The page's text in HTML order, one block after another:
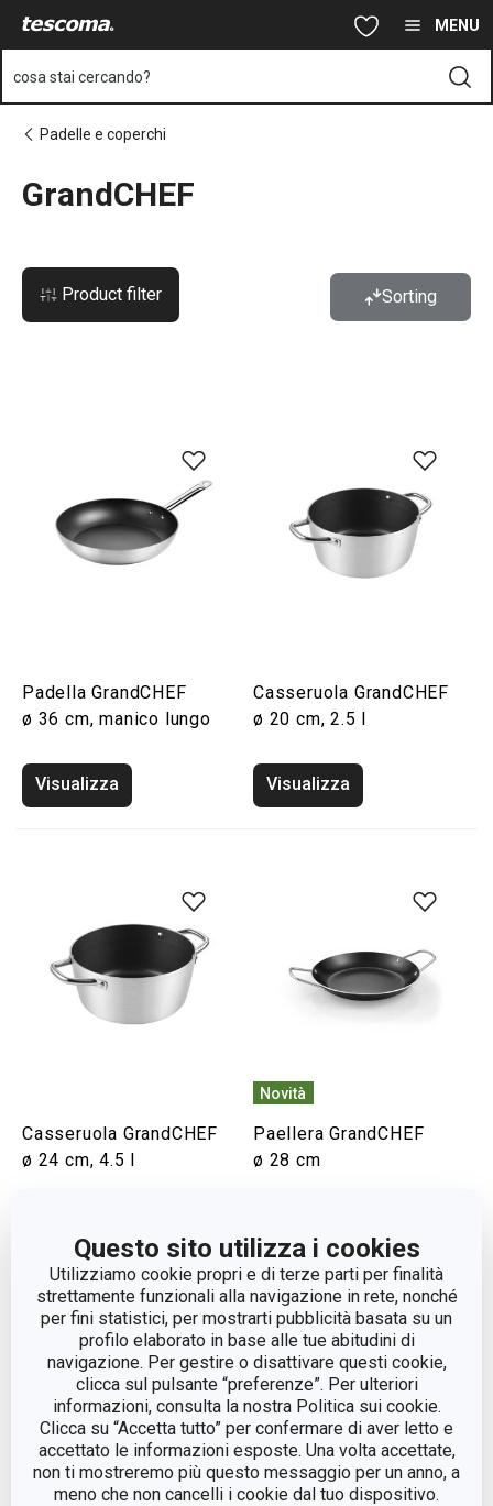
Questo sito utilizza i cookies
Utilizziamo cookie propri e di terze parti per finalità
strettamente funzionali alla navigazione in rete, nonché
per fini statistici, per mostrarti pubblicità basata su un
profilo elaborato in base alle tue abitudini di
navigazione. Per gestire o disattivare questi cookie,
clicca sul pulsante “preferenze”. Per ulteriori
informazioni, consulta la nostra Politica sui cookie.
Clicca su “Accetta tutto” per confermare di aver letto e
accettato le informazioni esposte. Una volta accettate,
non ti mostreremo più questo messaggio per un anno, a
meno che non cancelli i cookie dal tuo dispositivo.
Vai al contenuto principale MENU
cosa stai cercando?
Padelle e coperchi
GrandCHEF
Product filter Sorting
Padella GrandCHEF
ø 36 cm, manico lungo
Visualizza
Casseruola GrandCHEF
ø 20 cm, 2.5 l
Visualizza
Casseruola GrandCHEF
ø 24 cm, 4.5 l
Novità
Paellera GrandCHEF
ø 28 cm